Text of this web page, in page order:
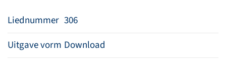
Liednummer 306
Uitgave vorm Download